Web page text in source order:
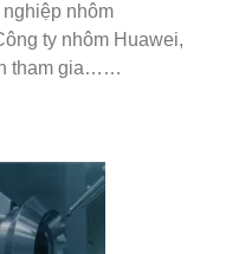
nhôm
ty nhôm Huawei,
tham gia……